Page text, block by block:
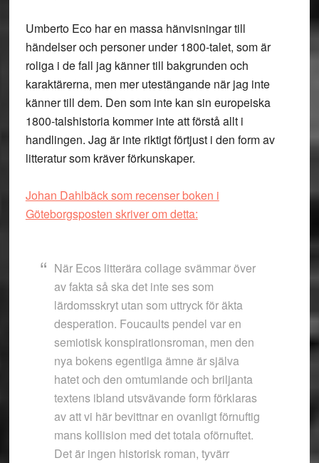
Umberto Eco har en massa hänvisningar till
händelser och personer under 1800-talet, som är
roliga i de fall jag känner till bakgrunden och
karaktärerna, men mer utestängande när jag inte
känner till dem. Den som inte kan sin europeiska
1800-talshistoria kommer inte att förstå allt i
handlingen. Jag är inte riktigt förtjust i den form av
litteratur som kräver förkunskaper.
Johan Dahlbäck som recenser boken i
Göteborgsposten skriver om detta:
När Ecos litterära collage svämmar över
av fakta så ska det inte ses som
lärdomsskryt utan som uttryck för äkta
desperation. Foucaults pendel var en
semiotisk konspirationsroman, men den
nya bokens egentliga ämne är själva
hatet och den omtumlande och briljanta
textens ibland utsvävande form förklaras
av att vi här bevittnar en ovanligt förnuftig
mans kollision med det totala oförnuftet.
Det är ingen historisk roman, tyvärr